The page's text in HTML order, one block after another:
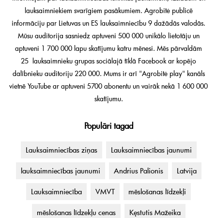
lauksaimniekiem svarīgiem pasākumiem. Agrobitė publicē
informāciju par Lietuvas un ES lauksaimniecību 9 dažādās valodās.
Mūsu auditorija sasniedz aptuveni 500 000 unikālo lietotāju un
aptuveni 1 700 000 lapu skatījumu katru mēnesi. Mēs pārvaldām
25 lauksaimnieku grupas sociālajā tīklā Facebook ar kopējo
dalībnieku auditoriju 220 000. Mums ir arī "Agrobitė play" kanāls
vietnē YouTube ar aptuveni 5700 abonentu un vairāk nekā 1 600 000
skatījumu.
Populāri tagad
Lauksaimniecības ziņas Lauksaimniecības jaunumi
lauksaimniecības jaunumi Andrius Palionis Latvija
Lauksaimniecība VMVT mēslošanas līdzekļi
mēslošanas līdzekļu cenas Kęstutis Mažeika